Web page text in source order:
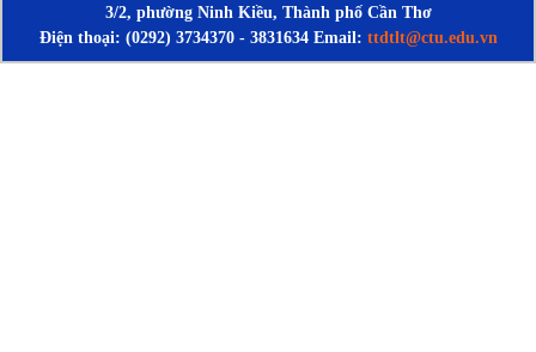
3/2, phường Ninh Kiều, Thành phố Cần Thơ
Điện thoại: (0292) 3734370 - 3831634 Email: ttdtlt@ctu.edu.vn